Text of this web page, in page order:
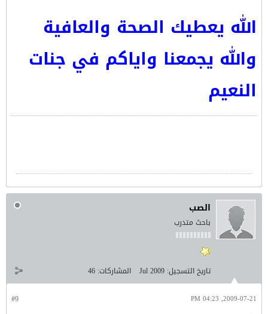
الله يعطيك الصحة والعافية
والله يجمعنا واياكم في جنات
النعيم
الصب
باحث متدرب
تاريخ التسجيل: Jul 2009 المشاركات: 46
#9 2009-07-21, 04:23 PM